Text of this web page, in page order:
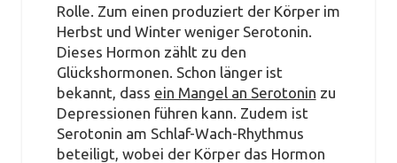
Rolle. Zum einen produziert der Körper im
Herbst und Winter weniger Serotonin.
Dieses Hormon zählt zu den
Glückshormonen. Schon länger ist
bekannt, dass ein Mangel an Serotonin zu
Depressionen führen kann. Zudem ist
Serotonin am Schlaf-Wach-Rhythmus
beteiligt, wobei der Körper das Hormon